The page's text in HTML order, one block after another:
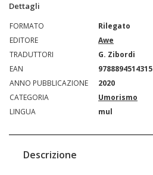
Dettagli
FORMATO
Rilegato
EDITORE
Awe
TRADUTTORI
G. Zibordi
EAN
9788894514315
ANNO PUBBLICAZIONE
2020
CATEGORIA
Umorismo
LINGUA
mul
Descrizione